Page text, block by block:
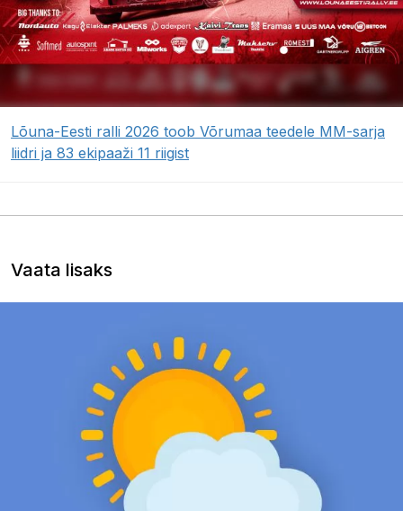
Lõuna-Eesti ralli 2026 toob Võrumaa teedele MM-sarja
liidri ja 83 ekipaaži 11 riigist
Vaata lisaks